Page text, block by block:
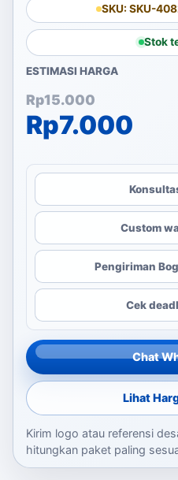
SKU: SKU-
Stok
ESTIMASI HARGA
Rp15.000
Harga
Rp7.000
Harga saat
Custom
Pengiriman
Cek
Chat
Lihat
Kirim logo atau referensi
hitungkan paket paling